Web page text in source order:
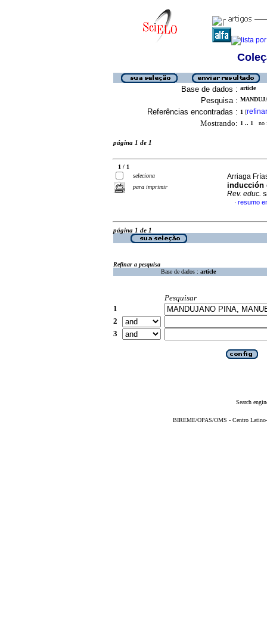
Base de dados : article
Pesquisa :
Referências encontradas : 1 [refinar
Mostrando: 1 .. 1 no
página 1 de 1
1 / 1
seleciona
para imprimir
Arriaga
inducción
Rev. educ.
· resumo
página 1 de 1
Refinar a pesquisa
Base de dados : article
Pesquisar
1
2
3
Search
BIREME/OPAS/OMS - Centro Latino-